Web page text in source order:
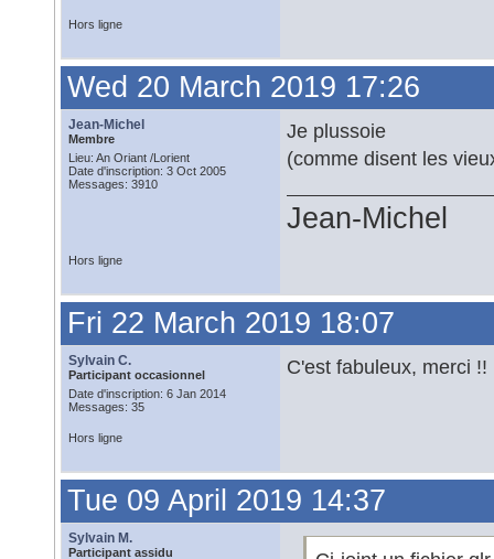
Hors ligne
Wed 20 March 2019 17:26
Jean-Michel
Membre
Lieu: An Oriant /Lorient
Date d'inscription: 3 Oct 2005
Messages: 3910
Je plussoie
(comme disent les
Jean-Michel
Hors ligne
Fri 22 March 2019 18:07
Sylvain C.
Participant occasionnel
Date d'inscription: 6 Jan 2014
Messages: 35
C'est fabuleux, merci !!
Hors ligne
Tue 09 April 2019 14:37
Sylvain M.
Participant assidu